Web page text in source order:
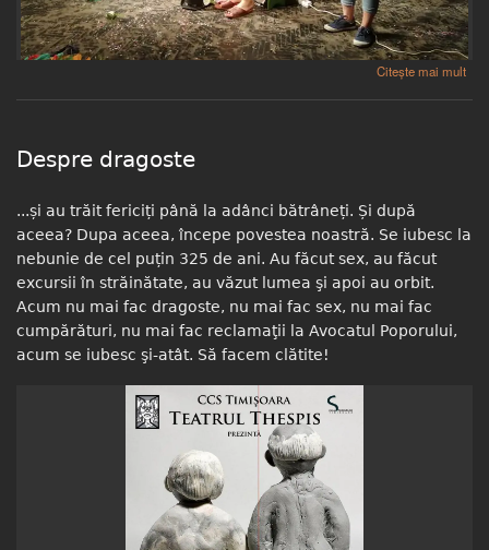
Citește mai mult
Despre dragoste
...și au trăit fericiți până la adânci bătrâneți. Și după
aceea? Dupa aceea, începe povestea noastră. Se iubesc la
nebunie de cel puțin 325 de ani. Au făcut sex, au făcut
excursii în străinătate, au văzut lumea şi apoi au orbit.
Acum nu mai fac dragoste, nu mai fac sex, nu mai fac
cumpărături, nu mai fac reclamaţii la Avocatul Poporului,
acum se iubesc şi-atât. Să facem clătite!